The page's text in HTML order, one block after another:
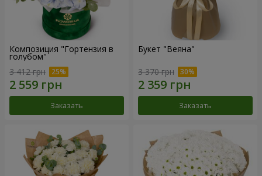
Композиция "Гортензия в
голубом"
3 412 грн
Заказать
Букет "Веяна"
3 370 грн
Заказать